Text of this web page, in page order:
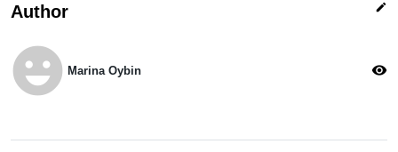
Author edit
emoji_emotions Marina Oybin visibility